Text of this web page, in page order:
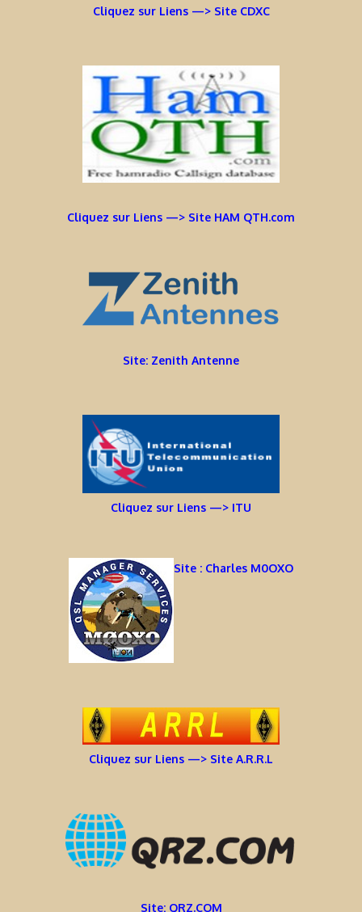
Cliquez sur Liens —> Site CDXC
Cliquez sur Liens —> Site HAM QTH.com
Site: Zenith Antenne
Cliquez sur Liens —> ITU
Site : Charles M0OXO
Cliquez sur Liens —> Site A.R.R.L
Site: QRZ.COM